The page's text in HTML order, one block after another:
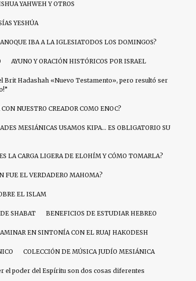
YAHWEH Y OTROS
YESHÚA
IBA A LA IGLESIATODOS LOS DOMINGOS?
AYUNO Y ORACIÓN HISTÓRICOS POR ISRAEL
Brit Hadashah «Nuevo Testamento», pero resultó ser
NUESTRO CREADOR COMO ENOC?
MESIÁNICAS USAMOS KIPA… ES OBLIGATORIO SU
LA CARGA LIGERA DE ELOHÍM Y CÓMO TOMARLA?
FUE EL VERDADERO MAHOMA?
EL ISLAM
SHABAT BENEFICIOS DE ESTUDIAR HEBREO
EN SINTONÍA CON EL RUAJ HAKODESH
COLECCIÓN DE MÚSICA JUDÍO MESIÁNICA
el poder del Espíritu son dos cosas diferentes